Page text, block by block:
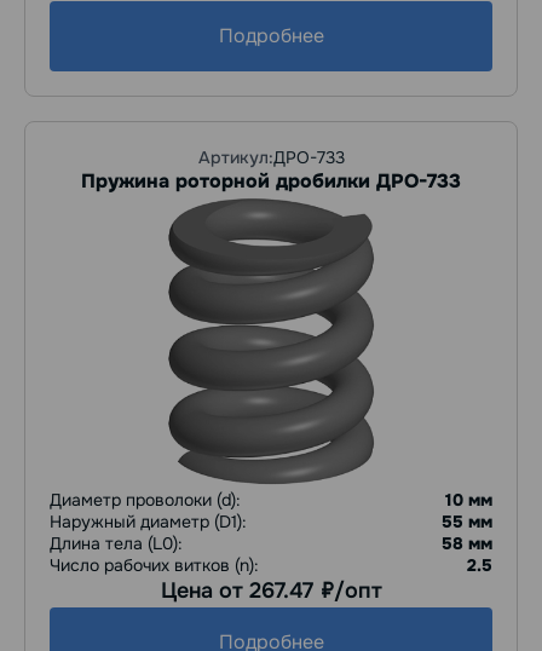
Подробнее
Артикул:ДРО-733
Пружина роторной дробилки ДРО-733
Диаметр проволоки (d):
10 мм
Наружный диаметр (D1):
55 мм
Длина тела (L0):
58 мм
Число рабочих витков (n):
2.5
Цена от 267.47 руб./опт
Подробнее